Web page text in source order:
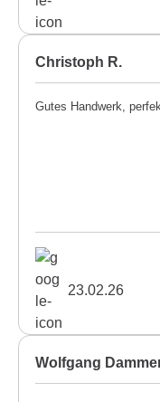
Christoph R.
Gutes Handwerk,
23.02.26
Wolfgang